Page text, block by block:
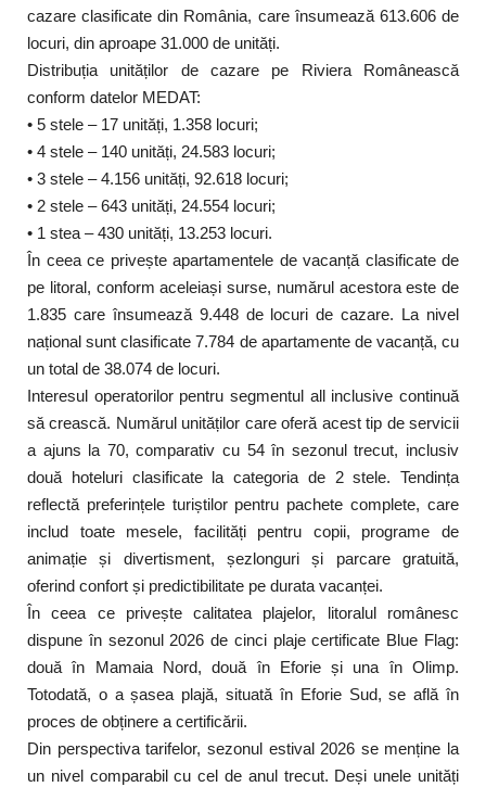
cazare clasificate din România, care însumează 613.606 de
locuri, din aproape 31.000 de unități.
Distribuția unităților de cazare pe Riviera Românească
conform datelor MEDAT:
• 5 stele – 17 unități, 1.358 locuri;
• 4 stele – 140 unități, 24.583 locuri;
• 3 stele – 4.156 unități, 92.618 locuri;
• 2 stele – 643 unități, 24.554 locuri;
• 1 stea – 430 unități, 13.253 locuri.
În ceea ce privește apartamentele de vacanță clasificate de
pe litoral, conform aceleiași surse, numărul acestora este de
1.835 care însumează 9.448 de locuri de cazare. La nivel
național sunt clasificate 7.784 de apartamente de vacanță, cu
un total de 38.074 de locuri.
Interesul operatorilor pentru segmentul all inclusive continuă
să crească. Numărul unităților care oferă acest tip de servicii
a ajuns la 70, comparativ cu 54 în sezonul trecut, inclusiv
două hoteluri clasificate la categoria de 2 stele. Tendința
reflectă preferințele turiștilor pentru pachete complete, care
includ toate mesele, facilități pentru copii, programe de
animație și divertisment, șezlonguri și parcare gratuită,
oferind confort și predictibilitate pe durata vacanței.
În ceea ce privește calitatea plajelor, litoralul românesc
dispune în sezonul 2026 de cinci plaje certificate Blue Flag:
două în Mamaia Nord, două în Eforie și una în Olimp.
Totodată, o a șasea plajă, situată în Eforie Sud, se află în
proces de obținere a certificării.
Din perspectiva tarifelor, sezonul estival 2026 se menține la
un nivel comparabil cu cel de anul trecut. Deși unele unități